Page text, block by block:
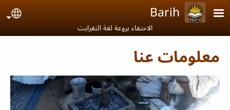
تجاوز إلى المحتوى الرئيسي
Barih
الاحتفاء بروعة لغة التغرايت
معلومات عنا